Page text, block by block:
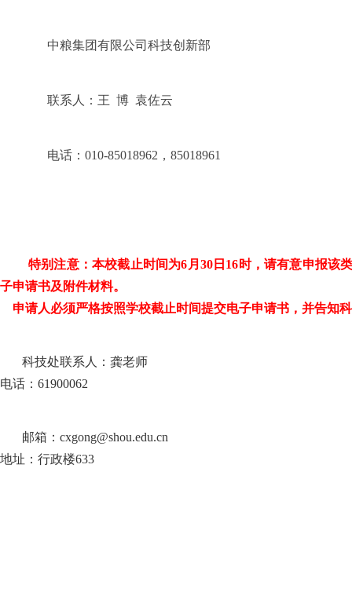
中粮集团有限公司科技创新部
联系人：王 博 袁佐云
电话： 010-85018962 ， 85018961
特别注意：本校截止时间为6 月 30日 16 时，请有意申报该
子申请书及附件材料。
申请人必须严格按照学校截止时间提交电子申请书，并告知
科技处联系人：龚老师
电话： 61900062
邮箱： cxgong@shou.edu.cn
地址：行政楼633